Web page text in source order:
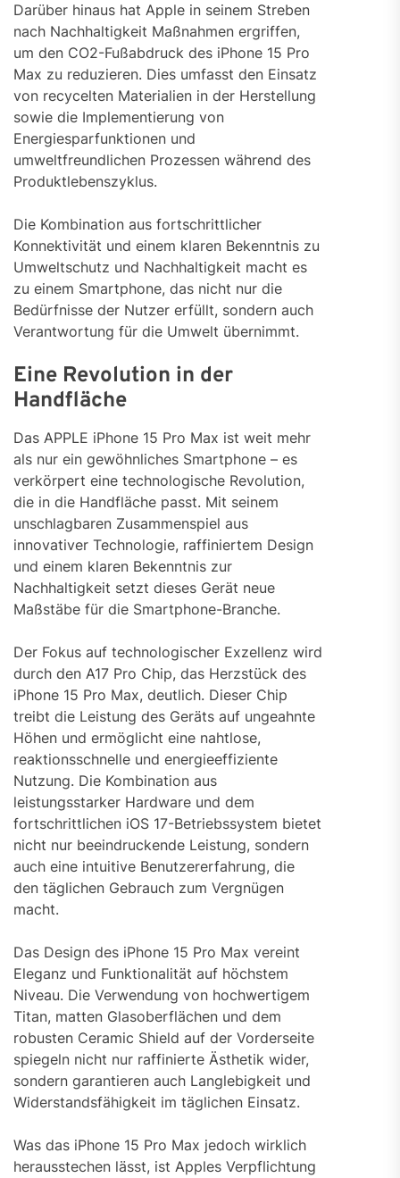
Darüber hinaus hat Apple in seinem Streben
nach Nachhaltigkeit Maßnahmen ergriffen,
um den CO2-Fußabdruck des iPhone 15 Pro
Max zu reduzieren. Dies umfasst den Einsatz
von recycelten Materialien in der Herstellung
sowie die Implementierung von
Energiesparfunktionen und
umweltfreundlichen Prozessen während des
Produktlebenszyklus.
Die Kombination aus fortschrittlicher
Konnektivität und einem klaren Bekenntnis zu
Umweltschutz und Nachhaltigkeit macht es
zu einem Smartphone, das nicht nur die
Bedürfnisse der Nutzer erfüllt, sondern auch
Verantwortung für die Umwelt übernimmt.
Eine Revolution in der
Handfläche
Das APPLE iPhone 15 Pro Max ist weit mehr
als nur ein gewöhnliches Smartphone – es
verkörpert eine technologische Revolution,
die in die Handfläche passt. Mit seinem
unschlagbaren Zusammenspiel aus
innovativer Technologie, raffiniertem Design
und einem klaren Bekenntnis zur
Nachhaltigkeit setzt dieses Gerät neue
Maßstäbe für die Smartphone-Branche.
Der Fokus auf technologischer Exzellenz wird
durch den A17 Pro Chip, das Herzstück des
iPhone 15 Pro Max, deutlich. Dieser Chip
treibt die Leistung des Geräts auf ungeahnte
Höhen und ermöglicht eine nahtlose,
reaktionsschnelle und energieeffiziente
Nutzung. Die Kombination aus
leistungsstarker Hardware und dem
fortschrittlichen iOS 17-Betriebssystem bietet
nicht nur beeindruckende Leistung, sondern
auch eine intuitive Benutzererfahrung, die
den täglichen Gebrauch zum Vergnügen
macht.
Das Design des iPhone 15 Pro Max vereint
Eleganz und Funktionalität auf höchstem
Niveau. Die Verwendung von hochwertigem
Titan, matten Glasoberflächen und dem
robusten Ceramic Shield auf der Vorderseite
spiegeln nicht nur raffinierte Ästhetik wider,
sondern garantieren auch Langlebigkeit und
Widerstandsfähigkeit im täglichen Einsatz.
Was das iPhone 15 Pro Max jedoch wirklich
herausstechen lässt, ist Apples Verpflichtung